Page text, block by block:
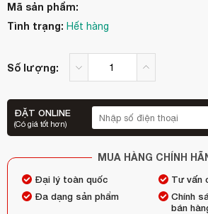
Mã sản phẩm:
Tình trạng: Hết hàng
Số lượng:
ĐẶT ONLINE
(Có giá tốt hơn)
MUA HÀNG CHÍNH
Đại lý toàn quốc
Tư vấn
Đa dạng sản phẩm
Chính
bán